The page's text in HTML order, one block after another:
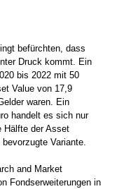
befürchten, dass
Druck kommt. Ein
bis 2022 mit 50
Value von 17,9
waren. Ein
handelt es sich nur
Hälfte der Asset
Variante.
and Market
Fondserweiterungen in